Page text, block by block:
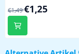
Niet te koop in de winkel. mini
Von 1,49 für 1,25
€1,49€1,25